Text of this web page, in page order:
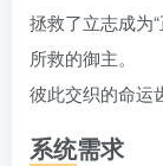
拯救了立志成为
所救的御主。
彼此交织的命
系统需求